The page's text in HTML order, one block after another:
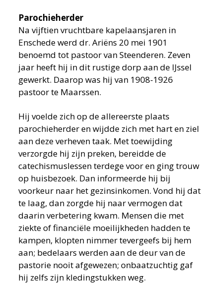
Parochieherder
Na vijftien vruchtbare kapelaansjaren in
Enschede werd dr. Ariëns 20 mei 1901
benoemd tot pastoor van Steenderen. Zeven
jaar heeft hij in dit rustige dorp aan de IJssel
gewerkt. Daarop was hij van 1908-1926
pastoor te Maarssen.
Hij voelde zich op de allereerste plaats
parochieherder en wijdde zich met hart en ziel
aan deze verheven taak. Met toewijding
verzorgde hij zijn preken, bereidde de
catechismuslessen terdege voor en ging trouw
op huisbezoek. Dan informeerde hij bij
voorkeur naar het gezinsinkomen. Vond hij dat
te laag, dan zorgde hij naar vermogen dat
daarin verbetering kwam. Mensen die met
ziekte of financiële moeilijkheden hadden te
kampen, klopten nimmer tevergeefs bij hem
aan; bedelaars werden aan de deur van de
pastorie nooit afgewezen; onbaatzuchtig gaf
hij zelfs zijn kledingstukken weg.